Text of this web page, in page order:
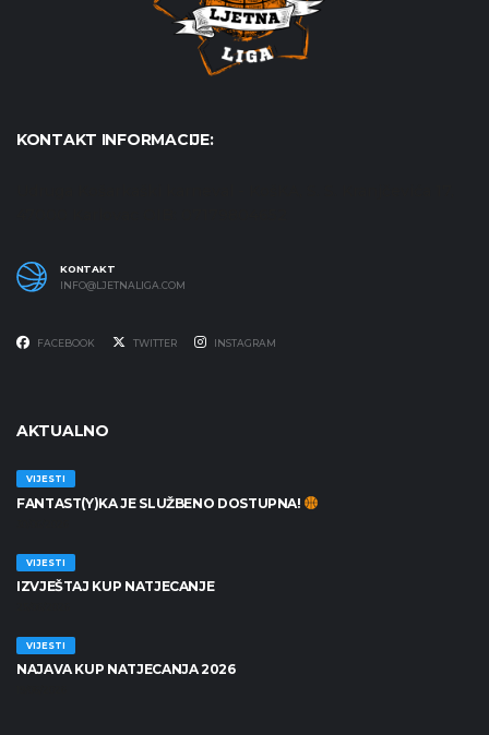
KONTAKT INFORMACIJE:
KONTAKT
INFO@LJETNALIGA.COM
FACEBOOK TWITTER INSTAGRAM
AKTUALNO
VIJESTI
FANTAST(Y)KA JE SLUŽBENO DOSTUPNA!
VIJESTI
IZVJEŠTAJ KUP NATJECANJE
VIJESTI
NAJAVA KUP NATJECANJA 2026